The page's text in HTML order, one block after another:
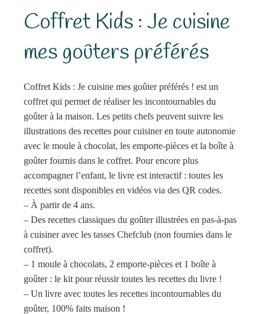
Coffret Kids : Je cuisine
mes goûters préférés
Coffret Kids : Je cuisine mes goûter préférés ! est un
coffret qui permet de réaliser les incontournables du
goûter à la maison. Les petits chefs peuvent suivre les
illustrations des recettes pour cuisiner en toute autonomie
avec le moule à chocolat, les emporte-pièces et la boîte à
goûter fournis dans le coffret. Pour encore plus
accompagner l’enfant, le livre est interactif : toutes les
recettes sont disponibles en vidéos via des QR codes.
– À partir de 4 ans.
– Des recettes classiques du goûter illustrées en pas-à-pas
à cuisiner avec les tasses Chefclub (non fournies dans le
coffret).
– 1 moule à chocolats, 2 emporte-pièces et 1 boîte à
goûter : le kit pour réussir toutes les recettes du livre !
– Un livre avec toutes les recettes incontournables du
goûter, 100% faits maison !